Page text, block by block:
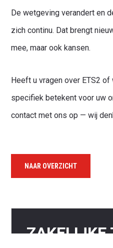
ZAKELIJKE
De wetgeving verandert en
zich continu. Dat brengt
mee, maar ook kansen.
Heeft u vragen over ETS2
specifiek betekent voor uw
contact met ons op — wij
NAAR OVERZICHT